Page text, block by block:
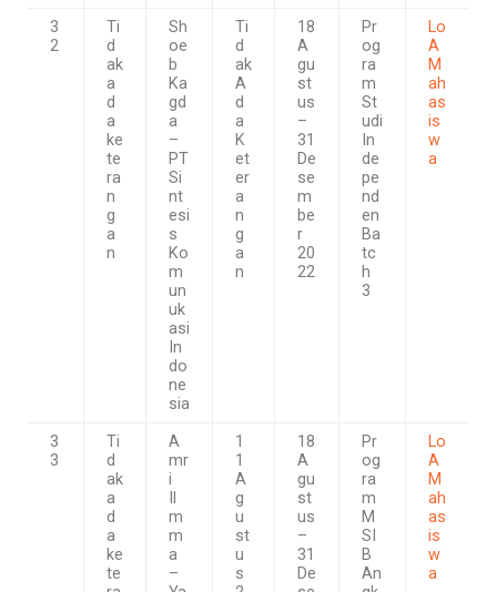
3
2
Ti
d
ak
a
d
a
ke
te
ra
n
g
a
n
Sh
oe
b
Ka
gd
a
–
PT
Si
nt
esi
s
Ko
m
un
uk
asi
In
do
ne
sia
Ti
d
ak
A
d
a
K
et
er
a
n
g
a
n
18
A
gu
st
us
–
31
De
se
m
be
r
20
22
Pr
og
ra
m
St
udi
In
de
pe
nd
en
Ba
tc
h
3
Lo
A
M
ah
as
is
w
a
3
3
Ti
d
ak
a
d
a
ke
te
A
mr
i
m
m
a
–
1
1
A
g
u
st
u
s
18
A
gu
st
us
–
31
De
Pr
og
ra
m
M
SI
B
An
Lo
A
M
ah
as
is
w
a